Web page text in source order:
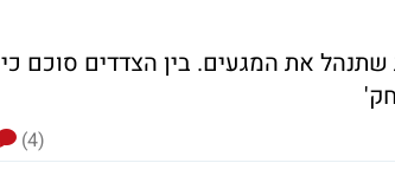
את המגעים. בין הצדדים סוכם כי
(4)